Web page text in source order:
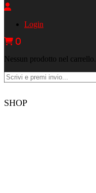
Login
0
Nessun prodotto nel carrello.
SHOP